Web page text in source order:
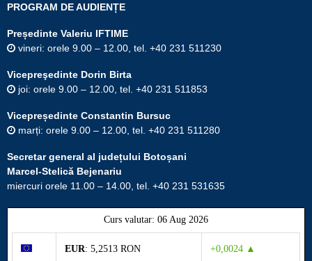
PROGRAM DE AUDIENȚE
Președinte Valeriu IFTIME
vineri: orele 9.00 – 12.00, tel. +40 231 511230
Vicepreşedinte Dorin Birta
joi: orele 9.00 – 12.00, tel. +40 231 511853
Vicepreședinte Constantin Bursuc
marți: orele 9.00 – 12.00, tel. +40 231 511280
Secretar general al județului Botoșani
Marcel-Stelică Bejenariu
miercuri orele 11.00 – 14.00, tel. +40 231 531635
Curs valutar: 06 Aug 2026
EUR: 5,2513 RON +0,0024 ▲